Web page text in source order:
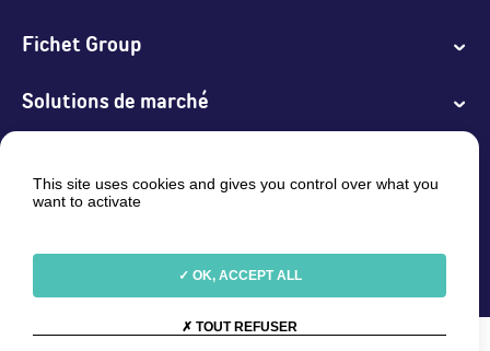
Fichet Group
Solutions de marché
Services
LinkedinYouTube
Sélectionnez votre langue :FR (France)/EN (Global)/FR
This site uses cookies and gives you control over what you
want to activate
OK, ACCEPT ALL
TOUT REFUSER